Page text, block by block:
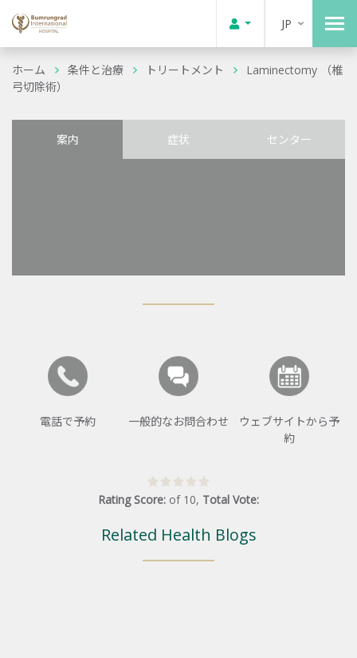
JP
ホーム 条件と治療 トリートメント
Laminectomy （椎
弓切除術）
案内 症状 センター
電話で予約 一般的なお問合わせ
ウェブサイトから予
約
Rating Score: of 10, Total Vote:
Related Health Blogs